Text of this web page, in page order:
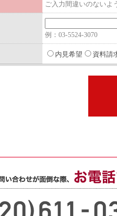
ご入力間違いのないよ
例：03-5524-3070
内見希望 資料請